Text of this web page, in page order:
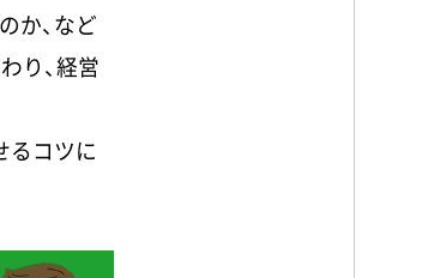
か、など
り、経営
るコツに